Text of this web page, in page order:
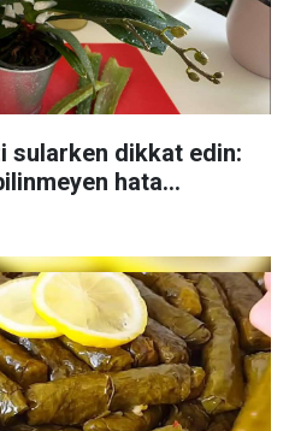
sularken dikkat edin:
hata...